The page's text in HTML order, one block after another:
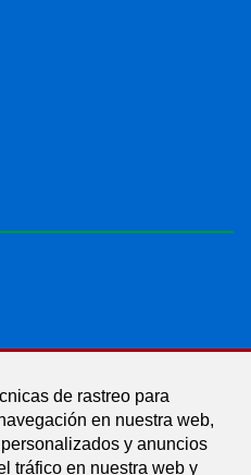
de rastreo para
en nuestra web,
y anuncios
tráfico en nuestra web y